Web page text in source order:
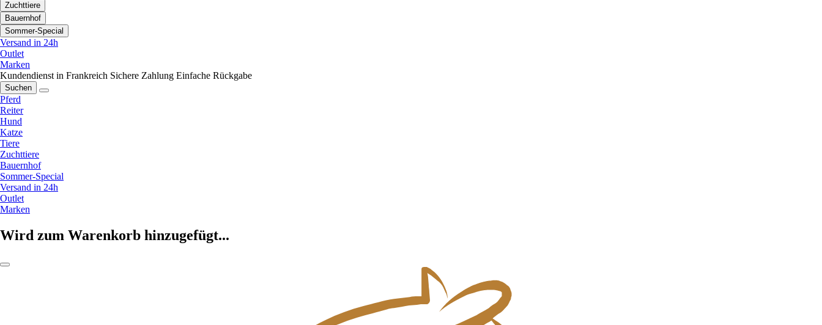
Zuchttiere
Bauernhof
Sommer-Special
Versand in 24h
Outlet
Marken
Kundendienst in Frankreich Sichere Zahlung Einfache Rückgabe
Suchen
Pferd
Reiter
Hund
Katze
Tiere
Zuchttiere
Bauernhof
Sommer-Special
Versand in 24h
Outlet
Marken
Wird zum Warenkorb hinzugefügt...